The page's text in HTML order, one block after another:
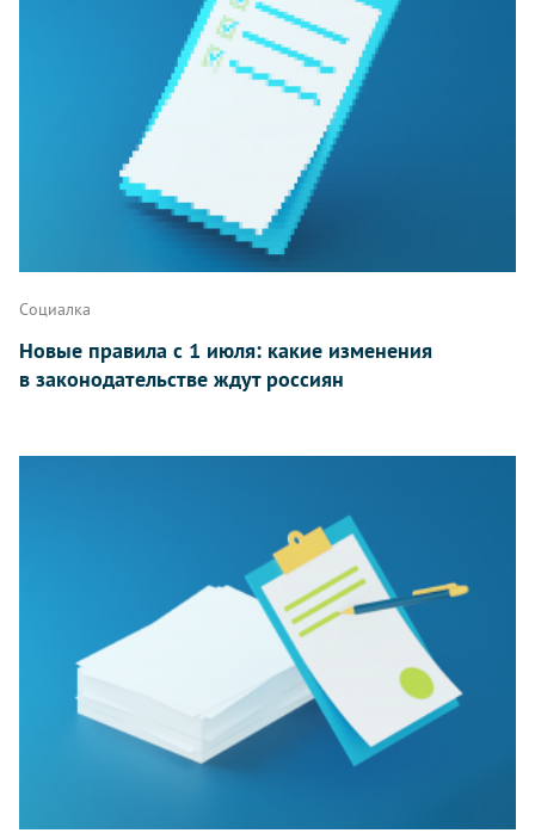
Социалка
Новые правила с 1 июля: какие изменения
в законодательстве ждут россиян